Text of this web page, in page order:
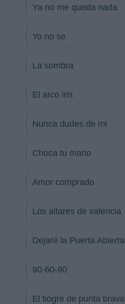
Ya no me queda nada
Yo no se
La sombra
El arco iris
Nunca dudes de mi
Choca tu mano
Amor comprado
Los altares de valencia
Dejaré la Puerta Abierta
90-60-90
El tiogre de punta brava